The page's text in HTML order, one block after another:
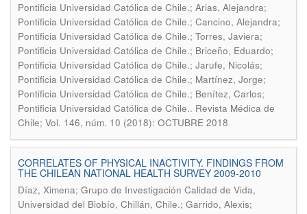
Pontificia Universidad Católica de Chile.; Arias, Alejandra;
Pontificia Universidad Católica de Chile.; Cancino, Alejandra;
Pontificia Universidad Católica de Chile.; Torres, Javiera;
Pontificia Universidad Católica de Chile.; Briceño, Eduardo;
Pontificia Universidad Católica de Chile.; Jarufe, Nicolás;
Pontificia Universidad Católica de Chile.; Martínez, Jorge;
Pontificia Universidad Católica de Chile.; Benítez, Carlos;
Pontificia Universidad Católica de Chile.. Revista Médica de
Chile; Vol. 146, núm. 10 (2018): OCTUBRE 2018
CORRELATES OF PHYSICAL INACTIVITY. FINDINGS FROM
THE CHILEAN NATIONAL HEALTH SURVEY 2009-2010
Díaz, Ximena; Grupo de Investigación Calidad de Vida,
Universidad del Biobío, Chillán, Chile.; Garrido, Alexis;